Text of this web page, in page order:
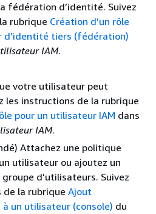
fédération d’identité. Suivez
rubrique Création d’un rôle
d’identité tiers (fédération)
IAM.
votre utilisateur peut
les instructions de la rubrique
pour un utilisateur IAM dans
IAM.
Attachez une politique
utilisateur ou ajoutez un
d’utilisateurs. Suivez
la rubrique Ajout
à un utilisateur (console) du